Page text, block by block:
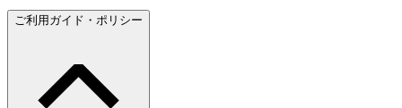
ご利用ガイド・ポリシー